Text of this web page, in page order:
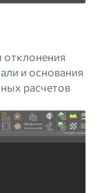
отклонения
и основания
расчетов